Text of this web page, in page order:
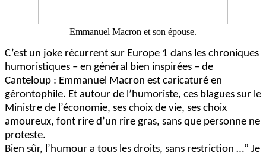
Emmanuel Macron et son épouse.
C’est un joke récurrent sur Europe 1 dans les chroniques
humoristiques – en général bien inspirées – de
Canteloup : Emmanuel Macron est caricaturé en
gérontophile. Et autour de l’humoriste, ces blagues sur le
Ministre de l’économie, ses choix de vie, ses choix
amoureux, font rire d’un rire gras, sans que personne ne
proteste.
Bien sûr, l’humour a tous les droits, sans restriction …” Je